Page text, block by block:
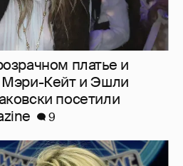
платье и
Мэри-Кейт и Эшли
посетили
9